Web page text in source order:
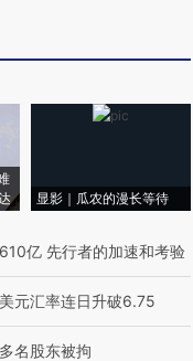
显影｜瓜农的漫长等待
亿 先行者的加速和考验
元汇率连日升破6.75
名股东被拘